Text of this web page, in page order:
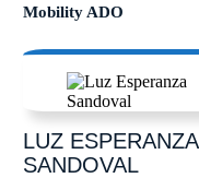
Mobility ADO
LUZ ESPERANZA
SANDOVAL